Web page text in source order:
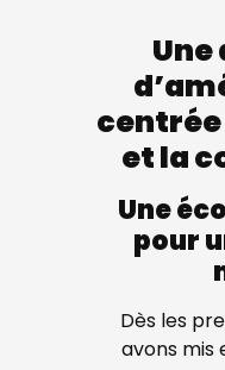
et la
Une
pour
Dès les
avons mis